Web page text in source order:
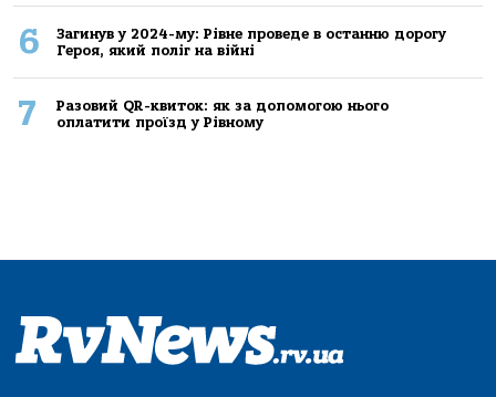
6
Загинув у 2024-му: Рівне проведе в останню дорогу
Героя, який поліг на війні
7
Разовий QR-квиток: як за допомогою нього
оплатити проїзд у Рівному